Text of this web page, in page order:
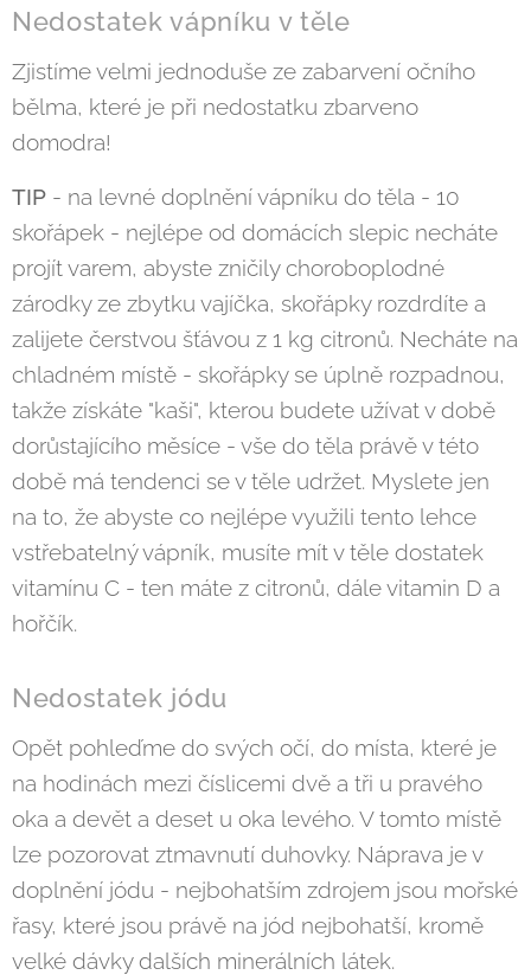
Nedostatek vápníku v těle
Zjistíme velmi jednoduše ze zabarvení očního
bělma, které je při nedostatku zbarveno
domodra!
TIP - na levné doplnění vápníku do těla - 10
skořápek - nejlépe od domácích slepic necháte
projít varem, abyste zničily choroboplodné
zárodky ze zbytku vajíčka, skořápky rozdrdíte a
zalijete čerstvou šťávou z 1 kg citronů. Necháte na
chladném místě - skořápky se úplně rozpadnou,
takže získáte "kaši", kterou budete užívat v době
dorůstajícího měsíce - vše do těla právě v této
době má tendenci se v těle udržet. Myslete jen
na to, že abyste co nejlépe využili tento lehce
vstřebatelný vápník, musíte mít v těle dostatek
vitamínu C - ten máte z citronů, dále vitamin D a
hořčík.
Nedostatek jódu
Opět pohleďme do svých očí, do místa, které je
na hodinách mezi číslicemi dvě a tři u pravého
oka a devět a deset u oka levého. V tomto místě
lze pozorovat ztmavnutí duhovky. Náprava je v
doplnění jódu - nejbohatším zdrojem jsou mořské
řasy, které jsou právě na jód nejbohatší, kromě
velké dávky dalších minerálních látek.